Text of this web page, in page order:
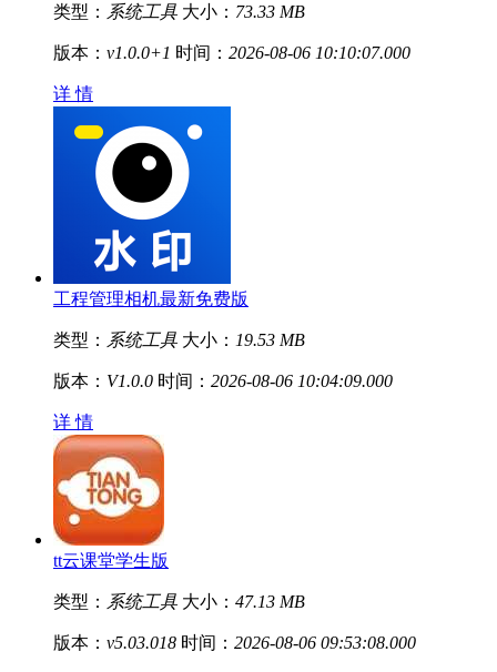
类型： 系统工具 大小： 73.33 MB
版本： v1.0.0+1 时间： 2026-08-06 10:10:07.000
详 情
工程管理相机最新免费版
类型： 系统工具 大小： 19.53 MB
版本： V1.0.0 时间： 2026-08-06 10:04:09.000
详 情
tt云课堂学生版
类型： 系统工具 大小： 47.13 MB
版本： v5.03.018 时间： 2026-08-06 09:53:08.000